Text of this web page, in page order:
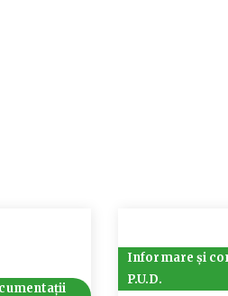
Informare și
P.U.D.